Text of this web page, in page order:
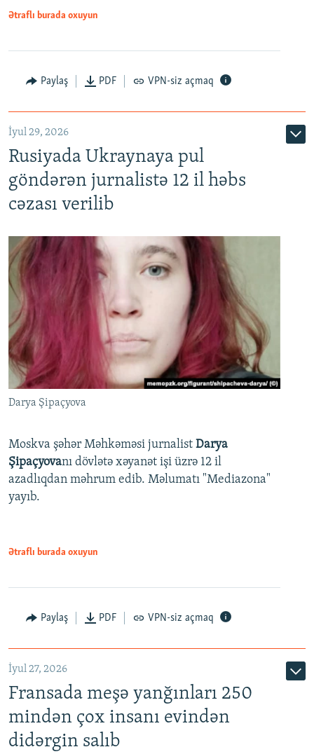
Ətraflı burada oxuyun
Paylaş PDF VPN-siz açmaq
İyul 29, 2026
Rusiyada Ukraynaya pul
göndərən jurnalistə 12 il həbs
cəzası verilib
Darya Şipaçyova
Moskva şəhər Məhkəməsi jurnalist Darya
Şipaçyovanı dövlətə xəyanət işi üzrə 12 il
azadlıqdan məhrum edib. Məlumatı "Mediazona"
yayıb.
Ətraflı burada oxuyun
Paylaş PDF VPN-siz açmaq
İyul 27, 2026
Fransada meşə yanğınları 250
mindən çox insanı evindən
didərgin salıb